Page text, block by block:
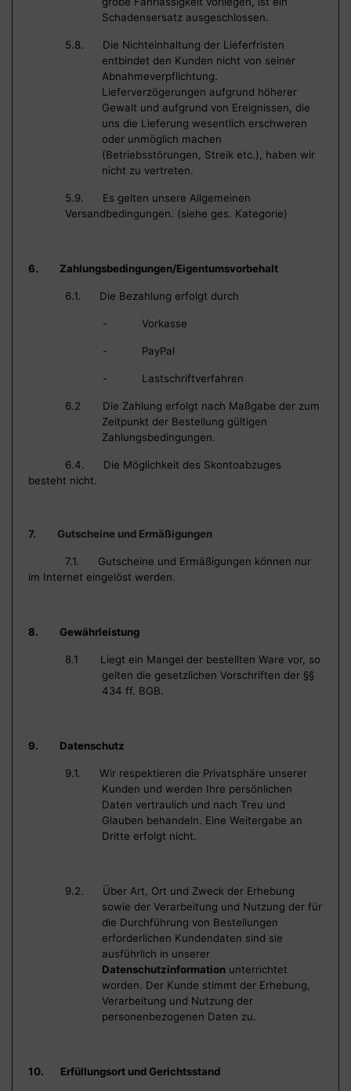
Schadensersatz ausgeschlossen.
5.8. Die Nichteinhaltung der Lieferfristen
entbindet den Kunden nicht von seiner
Abnahmeverpflichtung.
Lieferverzögerungen aufgrund höherer
Gewalt und aufgrund von Ereignissen, die
uns die Lieferung wesentlich erschweren
oder unmöglich machen
(Betriebsstörungen, Streik etc.), haben wir
nicht zu vertreten.
5.9. Es gelten unsere Allgemeinen
Versandbedingungen. (siehe ges. Kategorie)
6. Zahlungsbedingungen/Eigentumsvorbehalt
6.1. Die Bezahlung erfolgt durch
- Vorkasse
- PayPal
- Lastschriftverfahren
6.2 Die Zahlung erfolgt nach Maßgabe der zum
Zeitpunkt der Bestellung gültigen
Zahlungsbedingungen.
6.4. Die Möglichkeit des Skontoabzuges
besteht nicht.
7. Gutscheine und Ermäßigungen
7.1. Gutscheine und Ermäßigungen können nur
im Internet eingelöst werden.
8. Gewährleistung
8.1 Liegt ein Mangel der bestellten Ware vor, so
gelten die gesetzlichen Vorschriften der §§
434 ff. BGB.
9. Datenschutz
9.1. Wir respektieren die Privatsphäre unserer
Kunden und werden Ihre persönlichen
Daten vertraulich und nach Treu und
Glauben behandeln. Eine Weitergabe an
Dritte erfolgt nicht.
9.2. Über Art, Ort und Zweck der Erhebung
sowie der Verarbeitung und Nutzung der für
die Durchführung von Bestellungen
erforderlichen Kundendaten sind sie
ausführlich in unserer
Datenschutzinformation unterrichtet
worden. Der Kunde stimmt der Erhebung,
Verarbeitung und Nutzung der
personenbezogenen Daten zu.
10. Erfüllungsort und Gerichtsstand